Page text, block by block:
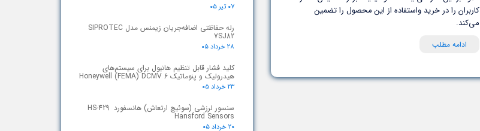
کاربران را در خرید واستفاده از این محصول را تضمین
می‌کند.
ادامه مطلب
۰۷ تیر ۰۵
رله حفاظتی اضافه‌جریان زیمنس مدل SIPROTEC
7SJ82
۲۸ خرداد ۰۵
کلید فشار قابل تنظیم هانیول برای سیستم‌های
هیدرولیک و پنوماتیک Honeywell (FEMA) DCMV 6
۲۳ خرداد ۰۵
سنسور لرزشی (سوئیچ ارتعاش) هانسفورد HS-429
Hansford Sensors
۲۰ خرداد ۰۵